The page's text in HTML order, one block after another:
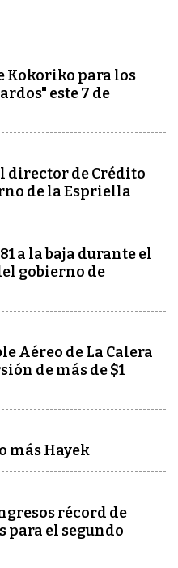
Kokoriko para los
este 7 de
director de Crédito
de la Espriella
a la baja durante el
gobierno de
Aéreo de La Calera
de más de $1
más Hayek
récord de
para el segundo